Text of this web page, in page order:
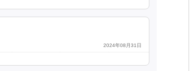
2024年08月31日